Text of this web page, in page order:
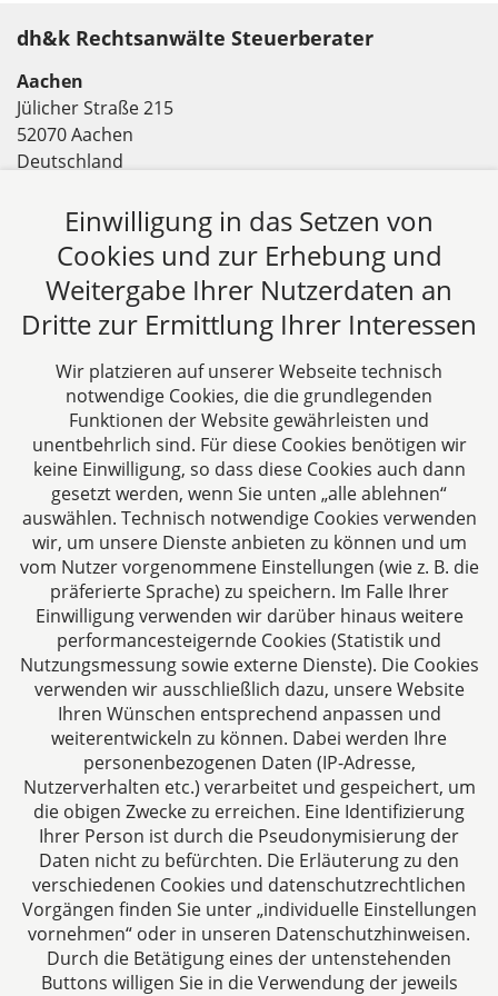
dh&k Rechtsanwälte Steuerberater
Aachen
Jülicher Straße 215
52070 Aachen
Deutschland
Fax: +49 241 94621-111
E-Mail:
kanzlei@dhk-law.com
Über uns
DH&K ist Ihre erfahrene Wirtschaftskanzlei aus
Aachen. Wir denken unternehmerisch und
verstehen uns als Full-Service-Dienstleister. Rechts-
und Steuerberatung auf höchstem Niveau in einer
persönlichen Beratungs- und Arbeitsatmosphäre
sind die Zielsetzungen unserer täglichen Arbeit.
Folgen Sie uns auf
Das europäische Kanzlei-Netzwerk
Impressum
Einwilligung in das Setzen von
Cookies und zur Erhebung und
Weitergabe Ihrer Nutzerdaten an
Dritte zur Ermittlung Ihrer Interessen
Wir platzieren auf unserer Webseite technisch
notwendige Cookies, die die grundlegenden
Funktionen der Website gewährleisten und
unentbehrlich sind. Für diese Cookies benötigen wir
keine Einwilligung, so dass diese Cookies auch dann
gesetzt werden, wenn Sie unten „alle ablehnen“
auswählen. Technisch notwendige Cookies verwenden
wir, um unsere Dienste anbieten zu können und um
vom Nutzer vorgenommene Einstellungen (wie z. B. die
präferierte Sprache) zu speichern. Im Falle Ihrer
Einwilligung verwenden wir darüber hinaus weitere
performancesteigernde Cookies (Statistik und
Nutzungsmessung sowie externe Dienste). Die Cookies
verwenden wir ausschließlich dazu, unsere Website
Ihren Wünschen entsprechend anpassen und
weiterentwickeln zu können. Dabei werden Ihre
personenbezogenen Daten (IP-Adresse,
Nutzerverhalten etc.) verarbeitet und gespeichert, um
die obigen Zwecke zu erreichen. Eine Identifizierung
Ihrer Person ist durch die Pseudonymisierung der
Daten nicht zu befürchten. Die Erläuterung zu den
verschiedenen Cookies und datenschutzrechtlichen
Vorgängen finden Sie unter „individuelle Einstellungen
vornehmen“ oder in unseren Datenschutzhinweisen.
Durch die Betätigung eines der untenstehenden
Buttons willigen Sie in die Verwendung der jeweils